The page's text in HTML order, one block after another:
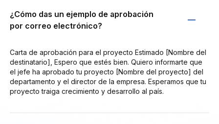
¿Cómo das un ejemplo de aprobación
por correo electrónico?
Carta de aprobación para el proyecto Estimado [Nombre del
destinatario], Espero que estés bien. Quiero informarte que
el jefe ha aprobado tu proyecto [Nombre del proyecto] del
departamento y el director de la empresa. Esperamos que tu
proyecto traiga crecimiento y desarrollo al país.